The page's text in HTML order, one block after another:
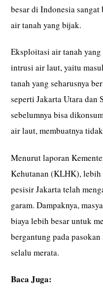
besar di Indonesia
air tanah yang bijak.
Eksploitasi air tanah
intrusi air laut, yaitu
tanah yang seharusnya
seperti Jakarta Utara dan
sebelumnya bisa
air laut, membuatnya
Menurut laporan
Kehutanan (KLHK),
pesisir Jakarta telah
garam. Dampaknya,
biaya lebih besar untuk
bergantung pada
selalu merata.
Baca Juga: